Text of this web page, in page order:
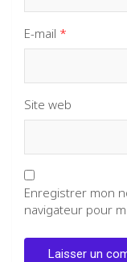
E-mail *
Site web
Enregistrer mon
navigateur pour